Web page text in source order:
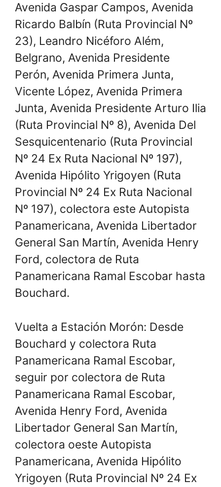
Avenida Gaspar Campos, Avenida
Ricardo Balbín (Ruta Provincial Nº
23), Leandro Nicéforo Além,
Belgrano, Avenida Presidente
Perón, Avenida Primera Junta,
Vicente López, Avenida Primera
Junta, Avenida Presidente Arturo Ilia
(Ruta Provincial Nº 8), Avenida Del
Sesquicentenario (Ruta Provincial
Nº 24 Ex Ruta Nacional Nº 197),
Avenida Hipólito Yrigoyen (Ruta
Provincial Nº 24 Ex Ruta Nacional
Nº 197), colectora este Autopista
Panamericana, Avenida Libertador
General San Martín, Avenida Henry
Ford, colectora de Ruta
Panamericana Ramal Escobar hasta
Bouchard.
Vuelta a Estación Morón: Desde
Bouchard y colectora Ruta
Panamericana Ramal Escobar,
seguir por colectora de Ruta
Panamericana Ramal Escobar,
Avenida Henry Ford, Avenida
Libertador General San Martín,
colectora oeste Autopista
Panamericana, Avenida Hipólito
Yrigoyen (Ruta Provincial Nº 24 Ex